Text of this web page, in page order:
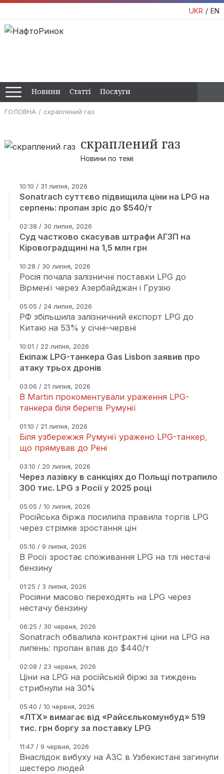
UKR EN
Новини Статті Послуги
ГОЛОВНА скраплений газ
скраплений газ
Новини по темі
10:10 / 31 липня, 2026
Sonatrach суттєво підвищила ціни на LPG на
серпень: пропан зріс до $540/т
02:38 / 30 липня, 2026
Суд частково скасував штрафи АГЗП на
Кіровоградщині на 1,5 млн грн
10:28 / 30 липня, 2026
Росія почала залізничні поставки LPG до
Вірменії через Азербайджан і Грузію
05:05 / 24 липня, 2026
РФ збільшила залізничний експорт LPG до
Китаю на 53% у січні–червні
10:01 / 22 липня, 2026
Екіпаж LPG-танкера Gas Lisbon заявив про
атаку трьох дронів
03:06 / 21 липня, 2026
В Martin прокоментували ураження LPG-
танкера біля берегів Румунії
01:10 / 21 липня, 2026
Біля узбережжя Румунії уражено LPG-танкер,
що прямував до Рені
03:10 / 20 липня, 2026
Через лазівку в санкціях до Польщі потрапило
300 тис. LPG з Росії у 2025 році
05:05 / 10 липня, 2026
Російська біржа посилила правила торгів LPG
через стрімке зростання цін
05:10 / 9 липня, 2026
В Росії зростає споживання LPG на тлі нестачі
бензину
01:25 / 3 липня, 2026
Росіяни масово переходять на LPG через
нестачу бензину
06:25 / 30 червня, 2026
Sonatrach обвалила контрактні ціни на LPG на
липень: пропан впав до $440/т
02:08 / 23 червня, 2026
Ціни на LPG на російській біржі за тиждень
стрибнули на 30%
05:40 / 10 червня, 2026
«ЛТХ» вимагає від «Райсєлькомунбуд» 519
тис. грн боргу за поставку LPG
11:47 / 9 червня, 2026
Внаслідок вибуху на АЗС в Узбекистані загинули
шестеро людей